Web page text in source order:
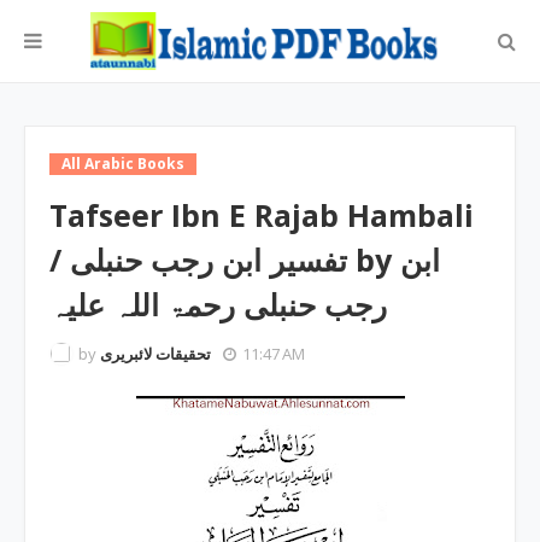
All Arabic Books
Tafseer Ibn E Rajab Hambali
/ تفسیر ابن رجب حنبلی by ابن
رجب حنبلی رحمۃ اللہ علیہ
by تحقیقات لائبریری 11:47 AM